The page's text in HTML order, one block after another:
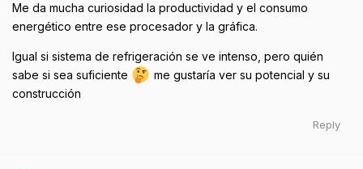
Me da mucha curiosidad la productividad y el consumo
energético entre ese procesador y la gráfica.
Igual si sistema de refrigeración se ve intenso, pero quién
sabe si sea suficiente
me gustaría ver su potencial y su
construcción
Reply